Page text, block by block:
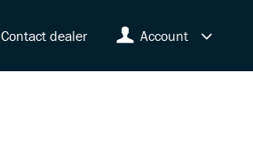
Contact dealer Account